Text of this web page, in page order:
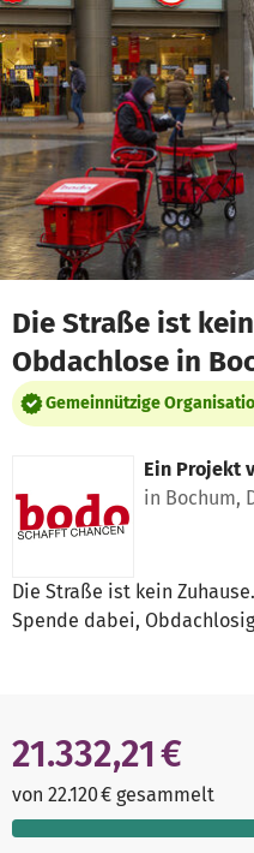
Zum Hauptinhalt springen
Erklärung zur
Die Straße ist
Obdachlose in
Gemeinnützige
Ein Projekt
in Bochum,
Die Straße ist kein
Spende dabei,
21.332,21 €
von 22.120 € gesammelt